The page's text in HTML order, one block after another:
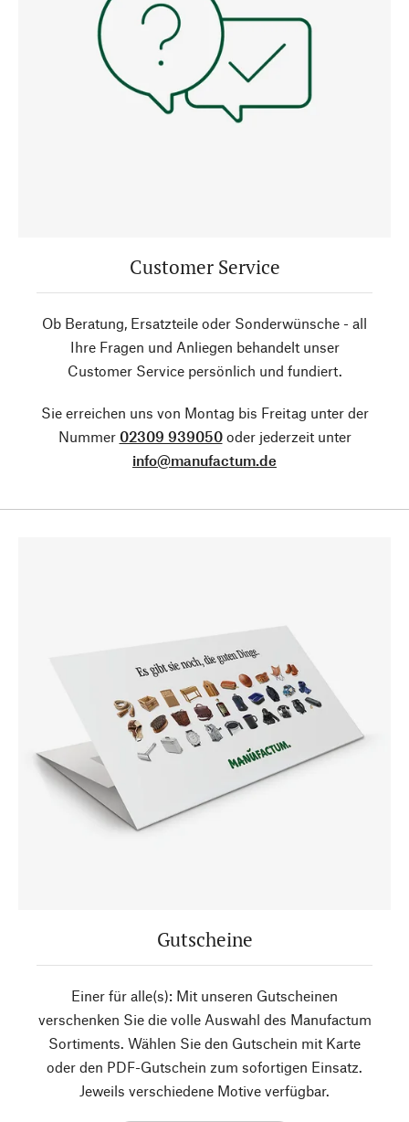
Customer Service
Ob Beratung, Ersatzteile oder Sonderwünsche - all
Ihre Fragen und Anliegen behandelt unser
Customer Service persönlich und fundiert.
Sie erreichen uns von Montag bis Freitag unter der
Nummer 02309 939050oder jederzeit unter
info@manufactum.de
Gutscheine
Einer für alle(s): Mit unseren Gutscheinen
verschenken Sie die volle Auswahl des Manufactum
Sortiments. Wählen Sie den Gutschein mit Karte
oder den PDF-Gutschein zum sofortigen Einsatz.
Jeweils verschiedene Motive verfügbar.